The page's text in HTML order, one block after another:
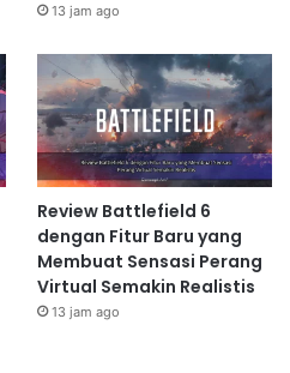
13 jam ago
Review Battlefield 6
dengan Fitur Baru yang
Membuat Sensasi Perang
Virtual Semakin Realistis
13 jam ago